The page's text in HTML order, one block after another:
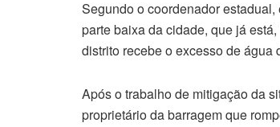
Segundo o coordenador
parte baixa da cidade, que já
distrito recebe o excesso de água
Após o trabalho de mitigação da
proprietário da barragem que